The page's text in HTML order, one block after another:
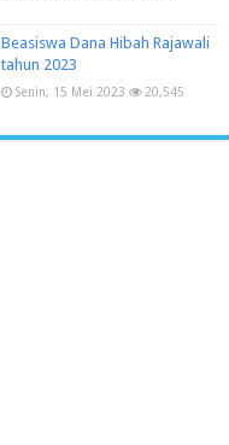
Beasiswa Dana Hibah Rajawali
tahun 2023
Senin, 15 Mei 2023 20,545